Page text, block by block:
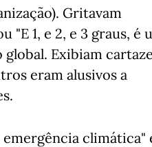
Gritavam
"E 1, e 2, e 3 graus, é
Exibiam
eram alusivos a
emergência climática"